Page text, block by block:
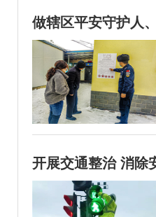
做辖区平安守护人
开展交通整治 消除